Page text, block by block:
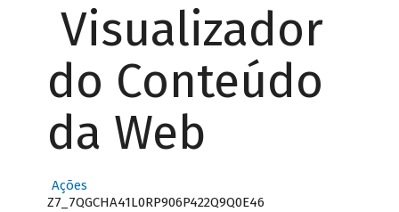
Visualizador
do Conteúdo
da Web
Ações
Z7_7QGCHA41L0RP906P422Q9Q0E46